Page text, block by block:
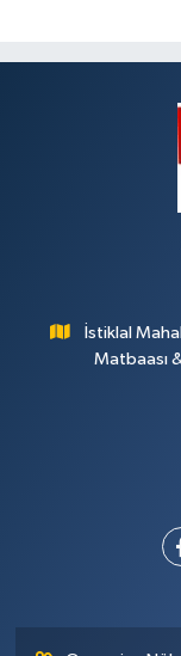
İstiklal
Matbaası